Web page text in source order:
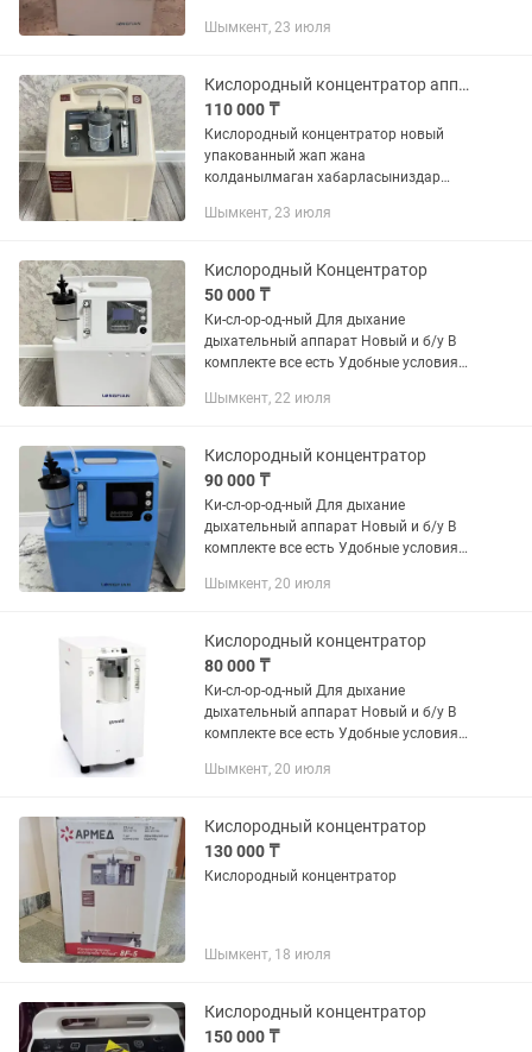
Шымкент, 23 июля
Кислородный концентратор аппарат новый упакованный
110 000 ₸
Кислородный концентратор новый
упакованный жап жана
колданылмаган хабарласыниздар
бар
Шымкент, 23 июля
Кислородный Концентратор
50 000 ₸
Ки-сл-ор-од-ный Для дыхание
дыхательный аппарат Новый и б/у В
комплекте все есть Удобные условия
Подробнее по телефону звоните Ко-нц-
Шымкент, 22 июля
Кислородный концентратор
90 000 ₸
Ки-сл-ор-од-ный Для дыхание
дыхательный аппарат Новый и б/у В
комплекте все есть Удобные условия
Подробнее по телефону звоните Ко-нц-
Шымкент, 20 июля
Кислородный концентратор
80 000 ₸
Ки-сл-ор-од-ный Для дыхание
дыхательный аппарат Новый и б/у В
комплекте все есть Удобные условия
Подробнее по телефону звоните Ко-нц-
Шымкент, 20 июля
Кислородный концентратор
130 000 ₸
Кислородный концентратор
Шымкент, 18 июля
Кислородный концентратор
150 000 ₸